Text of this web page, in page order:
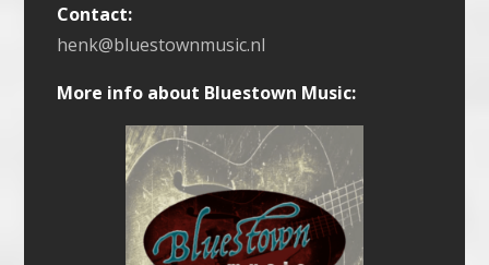
Contact:
henk@bluestownmusic.nl
More info about Bluestown Music: